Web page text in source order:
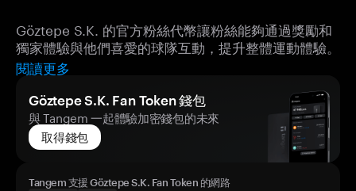
Göztepe S.K. 的官方粉絲代幣讓粉絲能夠通過獎勵和
獨家體驗與他們喜愛的球隊互動，提升整體運動體驗。
閱讀更多
Göztepe S.K. Fan Token 錢包
與 Tangem 一起體驗加密錢包的未來
取得錢包
Tangem 支援 Göztepe S.K. Fan Token 的網路